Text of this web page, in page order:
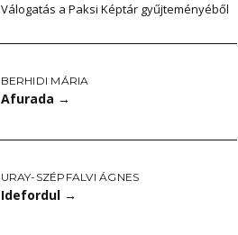
Válogatás a Paksi Képtár gyűjteményéből
BERHIDI MÁRIA
Afurada →
URAY-SZÉPFALVI ÁGNES
Idefordul →